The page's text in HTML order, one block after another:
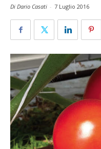
Di Dario Casati - 7 Luglio 2016